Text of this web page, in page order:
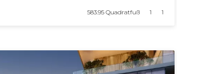
583.95 Quadratfuß 1 1